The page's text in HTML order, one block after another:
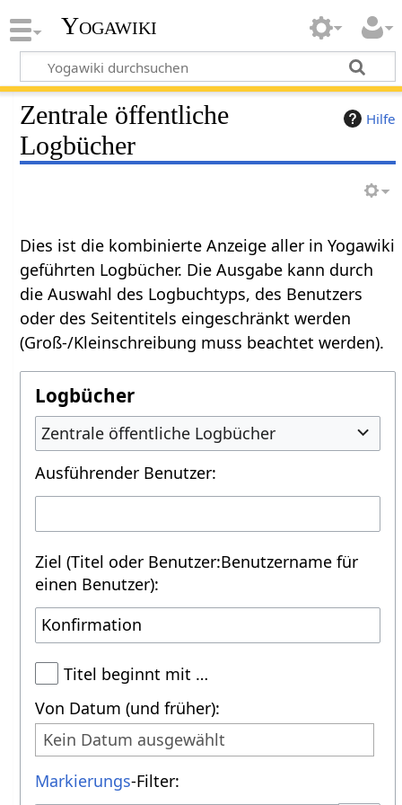
Yogawiki
Hilfe
Zentrale öffentliche
Logbücher
Dies ist die kombinierte Anzeige aller in Yogawiki
geführten Logbücher. Die Ausgabe kann durch
die Auswahl des Logbuchtyps, des Benutzers
oder des Seitentitels eingeschränkt werden
(Groß-/Kleinschreibung muss beachtet werden).
Logbücher
Zentrale öffentliche Logbücher
Ausführender Benutzer:
Ziel (Titel oder Benutzer:Benutzername für
einen Benutzer):
Titel beginnt mit …
Von Datum (und früher):
Kein Datum ausgewählt
Markierungs-Filter: